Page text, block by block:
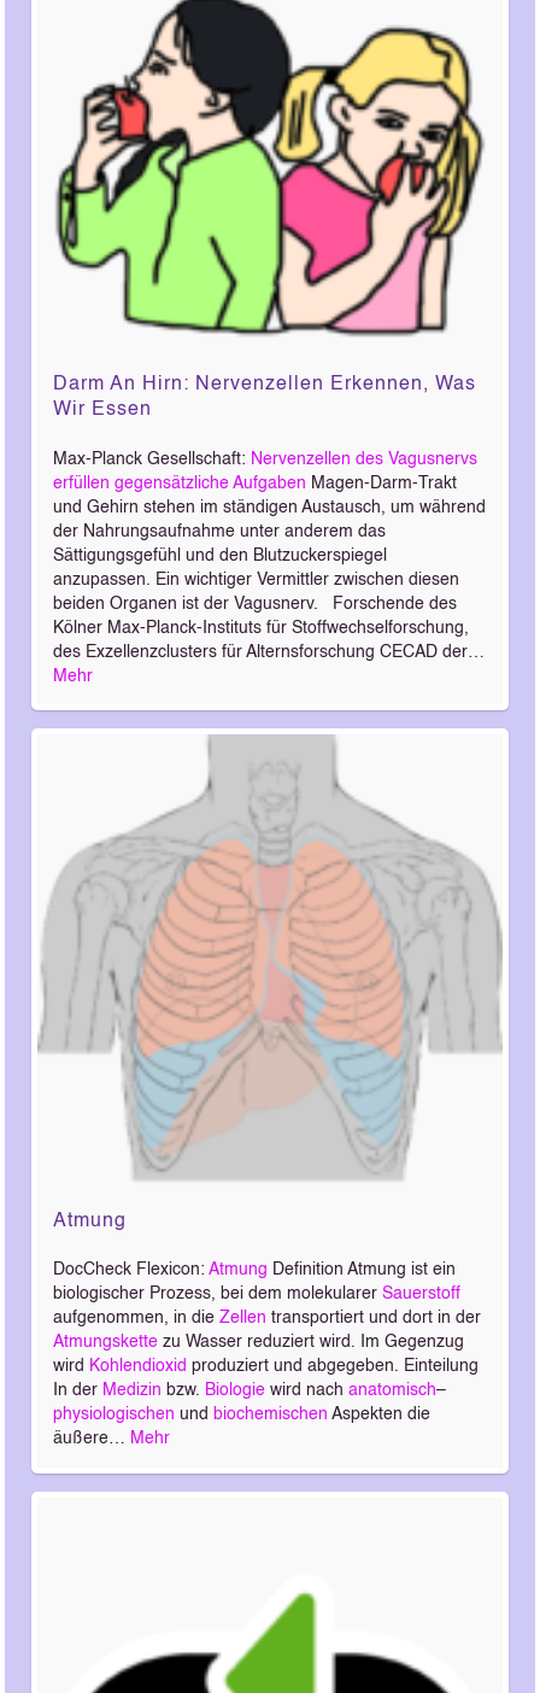
Darm An Hirn: Nervenzellen Erkennen, Was
Wir Essen
Max-Planck Gesellschaft: Nervenzellen des Vagusnervs
erfüllen gegensätzliche Aufgaben Magen-Darm-Trakt
und Gehirn stehen im ständigen Austausch, um während
der Nahrungsaufnahme unter anderem das
Sättigungsgefühl und den Blutzuckerspiegel
anzupassen. Ein wichtiger Vermittler zwischen diesen
beiden Organen ist der Vagusnerv. Forschende des
Kölner Max-Planck-Instituts für Stoffwechselforschung,
des Exzellenzclusters für Alternsforschung CECAD der…
Mehr
Atmung
DocCheck Flexicon:Atmung Definition Atmung ist ein
biologischer Prozess, bei dem molekularerSauerstoff
aufgenommen, in dieZellen transportiert und dort in der
Atmungskette zu Wasser reduziert wird. Im Gegenzug
wird Kohlendioxid produziert und abgegeben. Einteilung
In der Medizin bzw. Biologie wird nachanatomisch–
physiologischen und biochemischen Aspekten die
äußere… Mehr